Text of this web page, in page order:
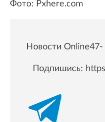
Фото: Pxhere.com
Новости
Подпишись: